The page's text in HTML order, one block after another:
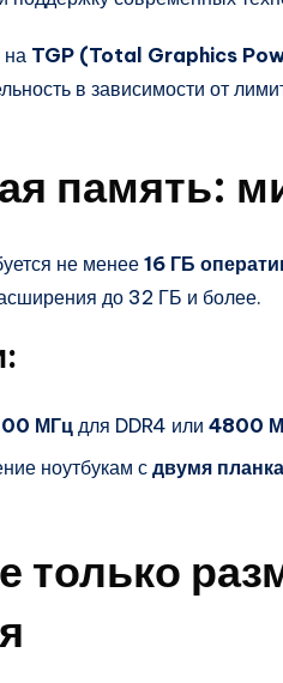
на TGP (Total Graphics
в зависимости от
память:
не менее 16 ГБ
до 32 ГБ и более.
МГц для DDR4 или 4800
ноутбукам с двумя
только